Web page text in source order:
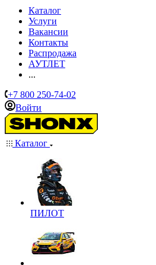
Каталог
Услуги
Вакансии
Контакты
Распродажа
АУТЛЕТ
...
+7 800 250-74-02
Войти
Каталог
ПИЛОТ